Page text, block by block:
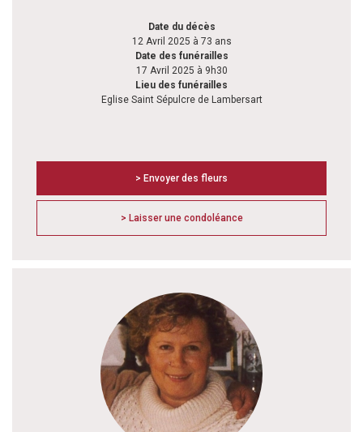
Date du décès
12 Avril 2025 à 73 ans
Date des funérailles
17 Avril 2025 à 9h30
Lieu des funérailles
Eglise Saint Sépulcre de Lambersart
> Envoyer des fleurs
> Laisser une condoléance